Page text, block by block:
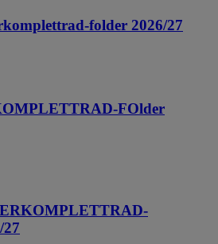
folder 2026/27
FOlder